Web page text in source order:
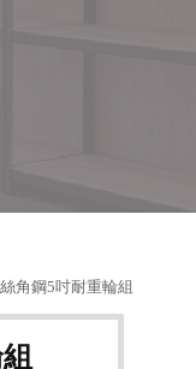
角鋼5吋耐重輪組